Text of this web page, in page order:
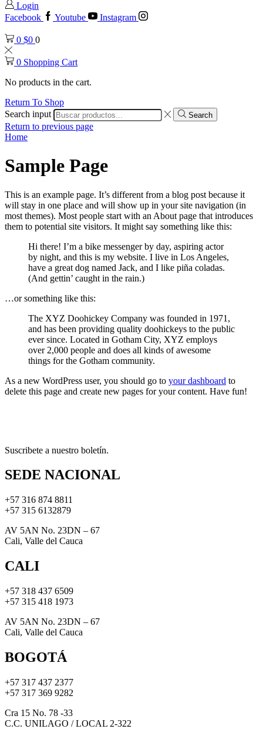
Login
Facebook
Youtube Instagram
0 $0 0
0 Shopping Cart
No products in the cart.
Return To Shop
Search input
Search
Return to previous page
Home
Sample Page
This is an example page. It’s different from a blog post because it
will stay in one place and will show up in your site navigation (in
most themes). Most people start with an About page that introduces
them to potential site visitors. It might say something like this:
Hi there! I’m a bike messenger by day, aspiring actor
by night, and this is my website. I live in Los Angeles,
have a great dog named Jack, and I like piña coladas.
(And gettin’ caught in the rain.)
…or something like this:
The XYZ Doohickey Company was founded in 1971,
and has been providing quality doohickeys to the public
ever since. Located in Gotham City, XYZ employs
over 2,000 people and does all kinds of awesome
things for the Gotham community.
As a new WordPress user, you should go to your dashboard to
delete this page and create new pages for your content. Have fun!
Suscribete a nuestro boletín.
SEDE NACIONAL
+57 316 874 8811
+57 315 6132879
AV 5AN No. 23DN – 67
Cali, Valle del Cauca
CALI
+57 318 437 6509
+57 315 418 1973
AV 5AN No. 23DN – 67
Cali, Valle del Cauca
BOGOTÁ
+57 317 437 2377
+57 317 369 9282
Cra 15 No. 78 -33
C.C. UNILAGO / LOCAL 2-322